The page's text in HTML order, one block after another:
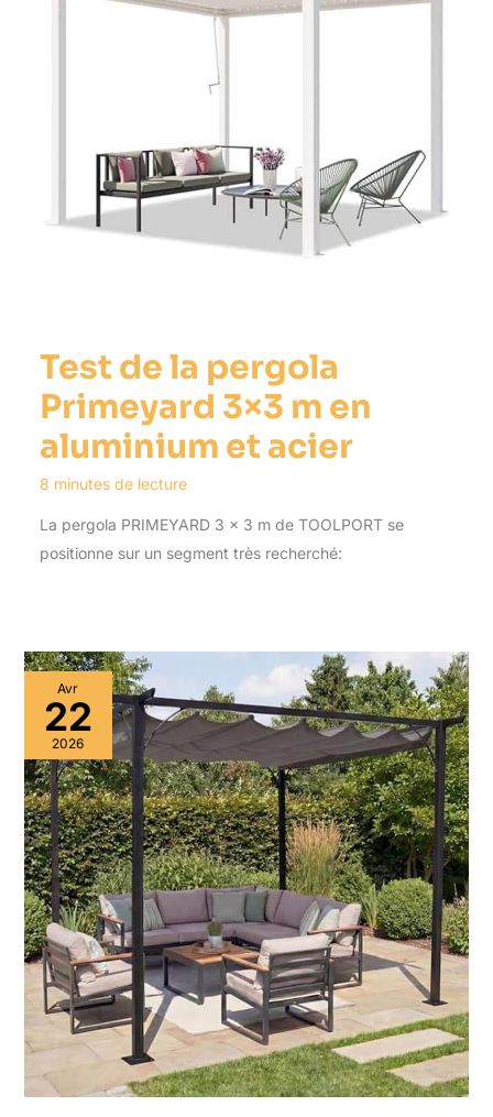
Test de la pergola
Primeyard 3×3 m en
aluminium et acier
8 minutes de lecture
La pergola PRIMEYARD 3 x 3 m de TOOLPORT se
positionne sur un segment très recherché:
Avr
22
2026